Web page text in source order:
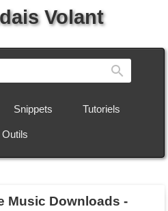
Volant
Snippets Tutoriels
Outils
Music Downloads -